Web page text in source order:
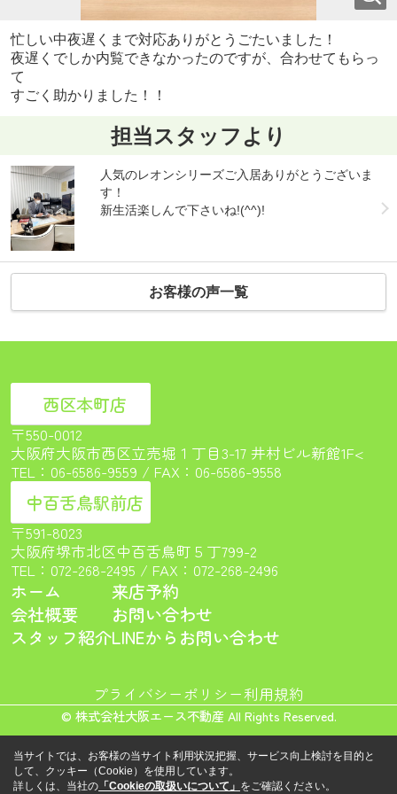
忙しい中夜遅くまで対応ありがとうごたいました！
夜遅くでしか内覧できなかったのですが、合わせてもらっ
て
すごく助かりました！！
担当スタッフより
人気のレオンシリーズご入居ありがとうございま
す！
新生活楽しんで下さいね!(^^)!
お客様の声一覧
西区本町店
〒550-0012
大阪府大阪市西区立売堀１丁目3-17 井村ビル新館1F<
TEL： 06-6586-9559 / FAX：06-6586-9558
中百舌鳥駅前店
〒591-8023
大阪府堺市北区中百舌鳥町５丁799-2
TEL： 072-268-2495 / FAX：072-268-2496
ホーム
会社概要
スタッフ紹介
来店予約
お問い合わせ
LINEからお問い合わせ
プライバシーポリシー利用規約
© 株式会社大阪エース不動産 All Rights Reserved.
当サイトでは、お客様の当サイト利用状況把握、サービス向上検討を目的と
して、クッキー（Cookie）を使用しています。
詳しくは、当社の 「Cookieの取扱いについて」 をご確認ください。